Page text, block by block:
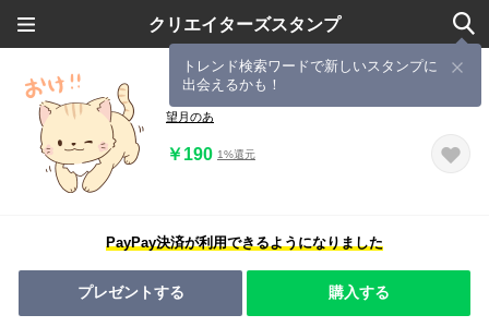
クリエイターズスタンプ
トレンド検索ワードで新しいスタンプに
出会えるかも！
もちねこのまったりスタンプ
望月のあ
￥190 1%還元
PayPay決済が利用できるようになりました
プレゼントする 購入する